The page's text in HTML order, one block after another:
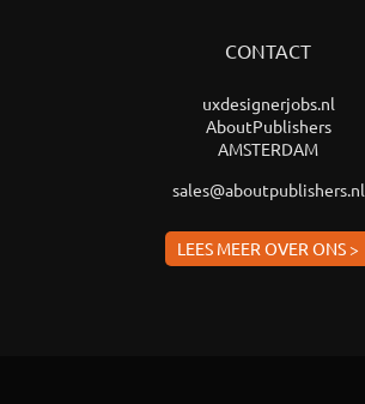
CONTACT
uxdesignerjobs.nl
AboutPublishers
AMSTERDAM
sales@aboutpublishers.nl
LEES MEER OVER ONS >